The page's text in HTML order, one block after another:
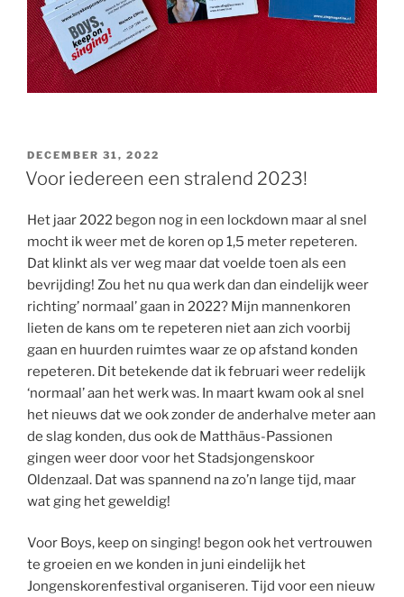
GEPLAATST
OP
DECEMBER 31, 2022
Voor iedereen een stralend 2023!
Het jaar 2022 begon nog in een lockdown maar al snel
mocht ik weer met de koren op 1,5 meter repeteren.
Dat klinkt als ver weg maar dat voelde toen als een
bevrijding! Zou het nu qua werk dan dan eindelijk weer
richting’ normaal’ gaan in 2022? Mijn mannenkoren
lieten de kans om te repeteren niet aan zich voorbij
gaan en huurden ruimtes waar ze op afstand konden
repeteren. Dit betekende dat ik februari weer redelijk
‘normaal’ aan het werk was. In maart kwam ook al snel
het nieuws dat we ook zonder de anderhalve meter aan
de slag konden, dus ook de Matthäus-Passionen
gingen weer door voor het Stadsjongenskoor
Oldenzaal. Dat was spannend na zo’n lange tijd, maar
wat ging het geweldig!
Voor Boys, keep on singing! begon ook het vertrouwen
te groeien en we konden in juni eindelijk het
Jongenskorenfestival organiseren. Tijd voor een nieuw